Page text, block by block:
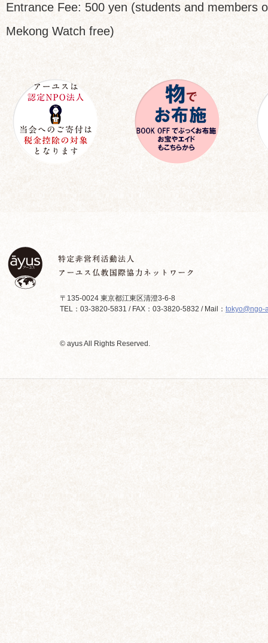
Entrance Fee: 500 yen (students and members
Mekong Watch free)
〒135-0024 東京都江東区清澄3-6-8
TEL：03-3820-5831 / FAX：03-3820-5832 / Mail： tokyo@ngo-
© ayus All Rights Reserved.